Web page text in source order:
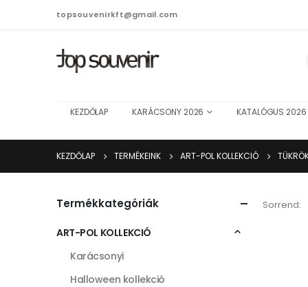
topsouvenirkft@gmail.com
KEZDŐLAP KARÁCSONY 2026 KATALÓGUS 2026
KEZDŐLAP TERMÉKEINK ART-POL KOLLEKCIÓ
Sorrend:
Termékkategóriák
ART-POL KOLLEKCIÓ
Karácsonyi
Halloween kollekció